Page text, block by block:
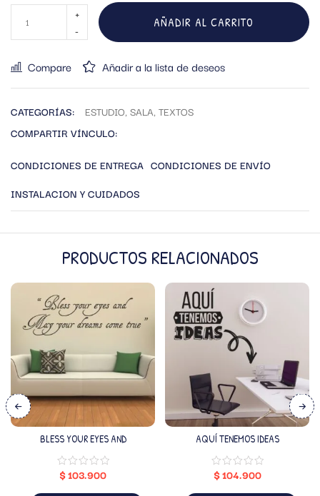
AÑADIR AL CARRITO
Compare Añadir a la lista de deseos
CATEGORÍAS: ESTUDIO, SALA, TEXTOS
COMPARTIR VÍNCULO:
CONDICIONES DE ENTREGA CONDICIONES DE ENVÍO
INSTALACION Y CUIDADOS
PRODUCTOS RELACIONADOS
BLESS YOUR EYES AND
$103.900
AQUÍ TENEMOS IDEAS
$104.900